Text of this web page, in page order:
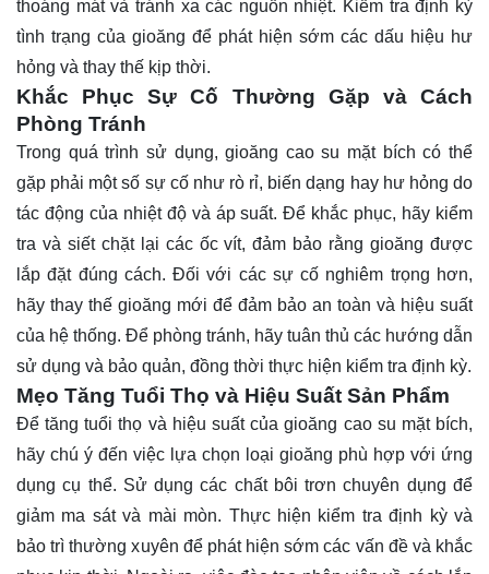
thoáng mát và tránh xa các nguồn nhiệt. Kiểm tra định kỳ
tình trạng của gioăng để phát hiện sớm các dấu hiệu hư
hỏng và thay thế kịp thời.
Khắc Phục Sự Cố Thường Gặp và Cách
Phòng Tránh
Trong quá trình sử dụng, gioăng cao su mặt bích có thể
gặp phải một số sự cố như rò rỉ, biến dạng hay hư hỏng do
tác động của nhiệt độ và áp suất. Để khắc phục, hãy kiểm
tra và siết chặt lại các ốc vít, đảm bảo rằng gioăng được
lắp đặt đúng cách. Đối với các sự cố nghiêm trọng hơn,
hãy thay thế gioăng mới để đảm bảo an toàn và hiệu suất
của hệ thống. Để phòng tránh, hãy tuân thủ các hướng dẫn
sử dụng và bảo quản, đồng thời thực hiện kiểm tra định kỳ.
Mẹo Tăng Tuổi Thọ và Hiệu Suất Sản Phẩm
Để tăng tuổi thọ và hiệu suất của gioăng cao su mặt bích,
hãy chú ý đến việc lựa chọn loại gioăng phù hợp với ứng
dụng cụ thể. Sử dụng các chất bôi trơn chuyên dụng để
giảm ma sát và mài mòn. Thực hiện kiểm tra định kỳ và
bảo trì thường xuyên để phát hiện sớm các vấn đề và khắc